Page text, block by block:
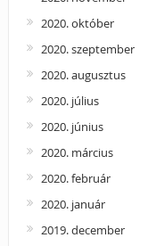
2020. október
2020. szeptember
2020. augusztus
2020. július
2020. június
2020. március
2020. február
2020. január
2019. december